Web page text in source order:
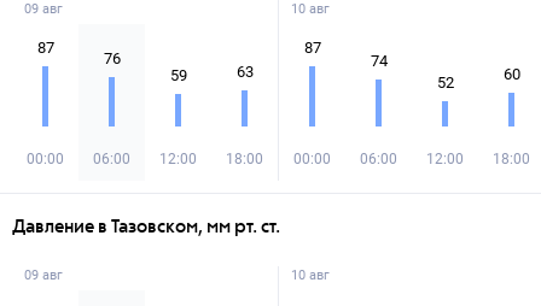
09 авг
87
00:00
76
06:00
59
12:00
63
18:00
10 авг
87
00:00
74
06:00
52
12:00
60
18:00
Давление в Тазовском, мм рт. ст.
09 авг 10 авг